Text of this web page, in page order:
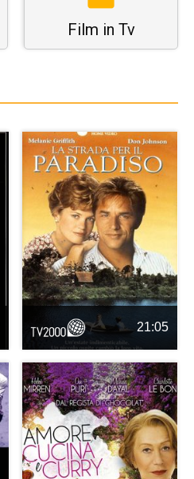
Film in Tv
21:05